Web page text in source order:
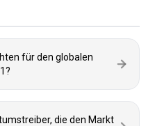
für den globalen
die den Markt